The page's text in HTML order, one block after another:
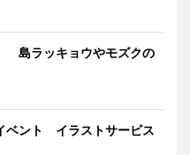
島ラッキョウやモズクの
ベント イラストサービス